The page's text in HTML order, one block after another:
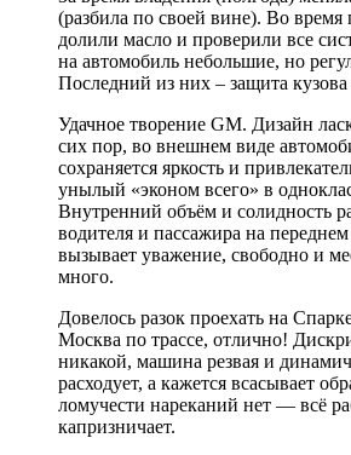
(разбила по своей вине). Во
долили масло и проверили все
на автомобиль небольшие, но
Последний из них – защита
Удачное творение GM. Дизайн
сих пор, во внешнем виде
сохраняется яркость и
унылый «эконом всего» в
Внутренний объём и солидность
водителя и пассажира на
вызывает уважение, свободно и
много.
Довелось разок проехать на
Москва по трассе, отлично!
никакой, машина резвая и
расходует, а кажется всасывает
ломучести нареканий нет — всё
капризничает.